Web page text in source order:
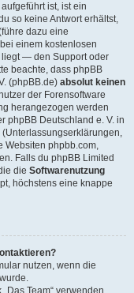
ist, ist ein
so keine Antwort erhältst,
dazu eine
einem kostenlosen
liegt — den Support oder
beachte, dass phpBB
(phpBB.de) absolut keinen
der Forensoftware
herangezogen werden
phpBB Deutschland e. V. in
Websiten phpbb.com,
Falls du phpBB Limited
die Softwarenutzung
höchstens eine knappe
nutzen, wenn die
Team“ verwenden.